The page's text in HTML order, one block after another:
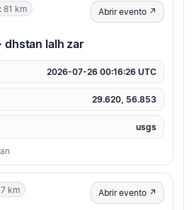
81 km Abrir evento ↗
dhstan lalh zar
2026-07-26 00:16:26 UTC
29.620, 56.853
usgs
km Abrir evento ↗